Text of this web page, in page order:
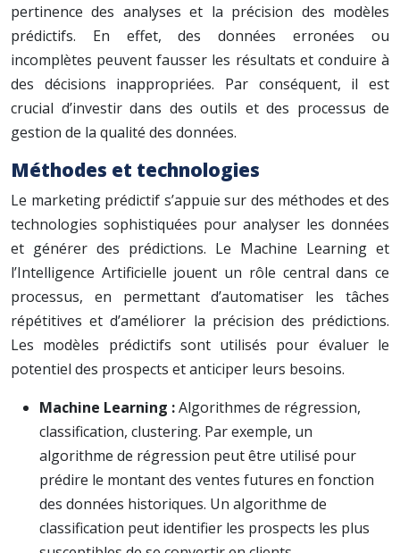
pertinence des analyses et la précision des modèles
prédictifs. En effet, des données erronées ou
incomplètes peuvent fausser les résultats et conduire à
des décisions inappropriées. Par conséquent, il est
crucial d’investir dans des outils et des processus de
gestion de la qualité des données.
Méthodes et technologies
Le marketing prédictif s’appuie sur des méthodes et des
technologies sophistiquées pour analyser les données
et générer des prédictions. Le Machine Learning et
l’Intelligence Artificielle jouent un rôle central dans ce
processus, en permettant d’automatiser les tâches
répétitives et d’améliorer la précision des prédictions.
Les modèles prédictifs sont utilisés pour évaluer le
potentiel des prospects et anticiper leurs besoins.
Machine Learning :Algorithmes de régression,
classification, clustering. Par exemple, un
algorithme de régression peut être utilisé pour
prédire le montant des ventes futures en fonction
des données historiques. Un algorithme de
classification peut identifier les prospects les plus